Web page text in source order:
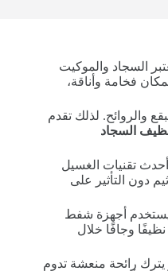
السجاد والموكيت
فخامة وأناقة،
والروائح. لذلك تقدم
السجاد
أحدث تقنيات الغسيل
دون التأثير على
يستخدم أجهزة شفط
وجافًا خلال
رائحة منعشة تدوم